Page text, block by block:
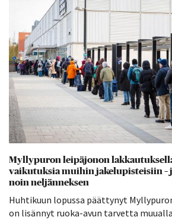
Myllypuron leipäjonon
vaikutuksia muihin jakelupisteisiin –
noin neljänneksen
Huhtikuun lopussa päättynyt
on lisännyt ruoka-avun tarvetta